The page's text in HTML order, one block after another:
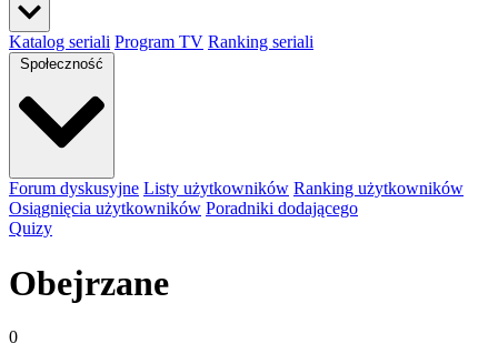
Katalog seriali Program TV Ranking seriali
Społeczność
Forum dyskusyjne Listy użytkowników Ranking użytkowników
Osiągnięcia użytkowników Poradniki dodającego
Quizy
Obejrzane
0